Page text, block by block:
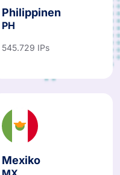
Philippinen
PH
545.729 IPs
Mexiko
MX